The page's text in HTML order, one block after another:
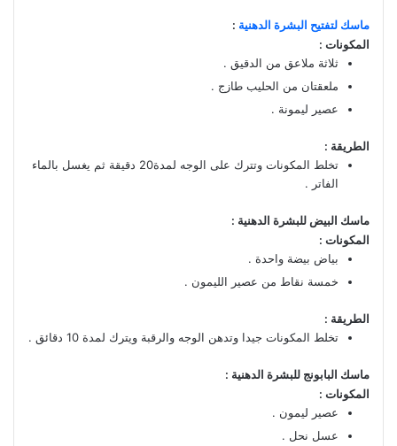
ماسك لتفتيح البشرة الدهنية :
المكونات :
ثلاثة ملاعق من الدقيق .
ملعقتان من الحليب طازج .
عصير ليمونة .
الطريقة :
تخلط المكونات وتترك على الوجه لمدة20 دقيقة ثم يغسل بالماء
الفاتر .
ماسك البيض للبشرة الدهنية :
المكونات :
بياض بيضة واحدة .
خمسة نقاط من عصير الليمون .
الطريقة :
تخلط المكونات جيدا وتدهن الوجه والرقبة ويترك لمدة 10 دقائق .
ماسك البابونج للبشرة الدهنية :
المكونات :
عصير ليمون .
عسل نحل .